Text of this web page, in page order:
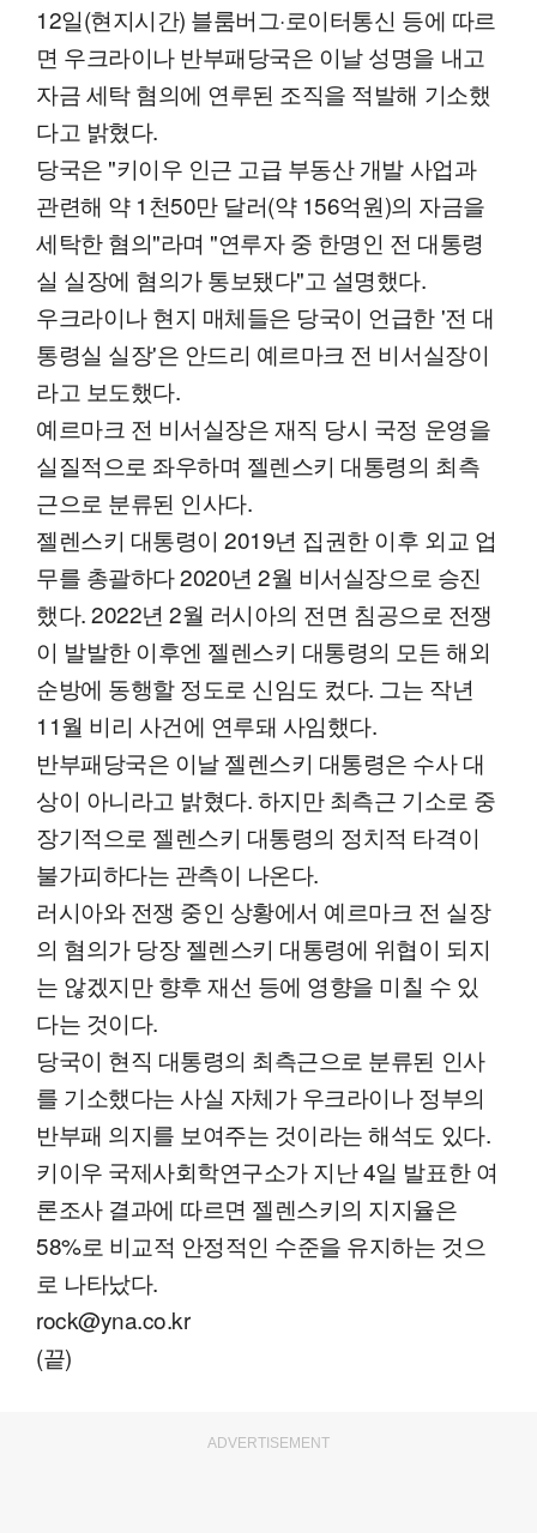
12일(현지시간) 블룸버그·로이터통신 등에 따르
면 우크라이나 반부패당국은 이날 성명을 내고
자금 세탁 혐의에 연루된 조직을 적발해 기소했
다고 밝혔다.
당국은 "키이우 인근 고급 부동산 개발 사업과
관련해 약 1천50만 달러(약 156억원)의 자금을
세탁한 혐의"라며 "연루자 중 한명인 전 대통령
실 실장에 혐의가 통보됐다"고 설명했다.
우크라이나 현지 매체들은 당국이 언급한 '전 대
통령실 실장'은 안드리 예르마크 전 비서실장이
라고 보도했다.
예르마크 전 비서실장은 재직 당시 국정 운영을
실질적으로 좌우하며 젤렌스키 대통령의 최측
근으로 분류된 인사다.
젤렌스키 대통령이 2019년 집권한 이후 외교 업
무를 총괄하다 2020년 2월 비서실장으로 승진
했다. 2022년 2월 러시아의 전면 침공으로 전쟁
이 발발한 이후엔 젤렌스키 대통령의 모든 해외
순방에 동행할 정도로 신임도 컸다. 그는 작년
11월 비리 사건에 연루돼 사임했다.
반부패당국은 이날 젤렌스키 대통령은 수사 대
상이 아니라고 밝혔다. 하지만 최측근 기소로 중
장기적으로 젤렌스키 대통령의 정치적 타격이
불가피하다는 관측이 나온다.
러시아와 전쟁 중인 상황에서 예르마크 전 실장
의 혐의가 당장 젤렌스키 대통령에 위협이 되지
는 않겠지만 향후 재선 등에 영향을 미칠 수 있
다는 것이다.
당국이 현직 대통령의 최측근으로 분류된 인사
를 기소했다는 사실 자체가 우크라이나 정부의
반부패 의지를 보여주는 것이라는 해석도 있다.
키이우 국제사회학연구소가 지난 4일 발표한 여
론조사 결과에 따르면 젤렌스키의 지지율은
58%로 비교적 안정적인 수준을 유지하는 것으
로 나타났다.
rock@yna.co.kr
(끝)
ADVERTISEMENT